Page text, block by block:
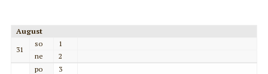
August
31
so
1
ne
2
po
3